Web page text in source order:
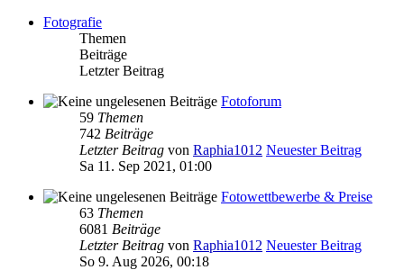
Fotografie
Themen
Beiträge
Letzter Beitrag
Fotoforum
59 Themen
742 Beiträge
Letzter Beitrag von Raphia1012 Neuester Beitrag
Sa 11. Sep 2021, 01:00
Fotowettbewerbe & Preise
63 Themen
6081 Beiträge
Letzter Beitrag von Raphia1012 Neuester Beitrag
So 9. Aug 2026, 00:18